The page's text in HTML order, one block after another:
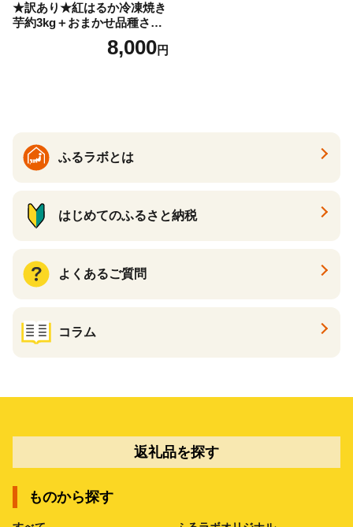
★訳あり★紅はるか冷凍焼き
芋約3kg＋おまかせ品種さつ
まいも 合計約3.2kg｜さつ
まいも サツマイモ さつま芋
8,000円
ふるラボとは
はじめてのふるさと納税
よくあるご質問
コラム
返礼品を探す
ものから探す